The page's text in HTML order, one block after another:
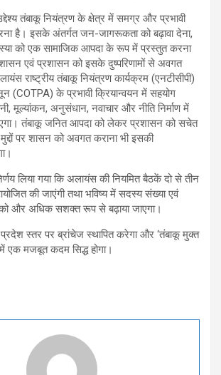
तंबाकू नियंत्रण के क्षेत्र में समग्र और प्रभावी
है। इसके अंतर्गत जन-जागरूकता को बढ़ावा देना,
को एक सामाजिक आपदा के रूप में प्रस्तुत करना
एवं प्रशासन को इसके दुष्परिणामों से अवगत
राष्ट्रीय तंबाकू नियंत्रण कार्यक्रम (एनटीसीपी)
(COTPA) के प्रभावी क्रियान्वयन में सहयोग
मूल्यांकन, अनुसंधान, नवाचार और नीति निर्माण में
तंबाकू जनित आपदा को लेकर प्रशासन को सचेत
पर शासन को अवगत कराना भी इसकी
लिया गया कि अलायंस की नियमित बैठकें दो से तीन
की जाएंगी तथा भविष्य में सदस्य संख्या एवं
और अधिक सशक्त रूप से बढ़ाया जाएगा।
स्तर पर ब्रांचेज स्थापित करेगा और ‘तंबाकू मुक्त
एक मजबूत कदम सिद्ध होगा।